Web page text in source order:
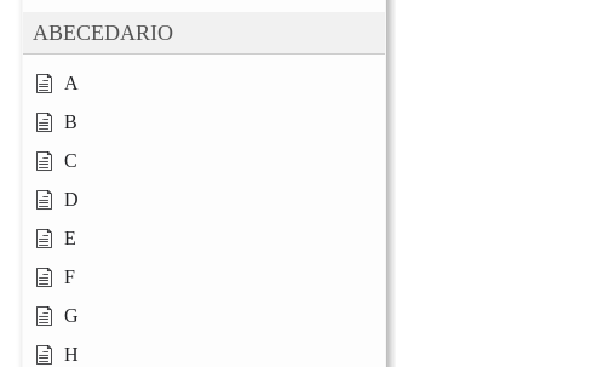
ABECEDARIO
A
B
C
D
E
F
G
H